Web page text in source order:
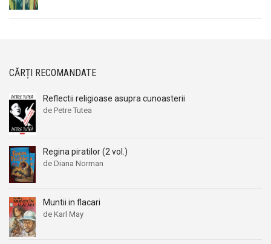
CĂRȚI RECOMANDATE
Reflectii religioase asupra cunoasterii
de Petre Tutea
Regina piratilor (2 vol.)
de Diana Norman
Muntii in flacari
de Karl May